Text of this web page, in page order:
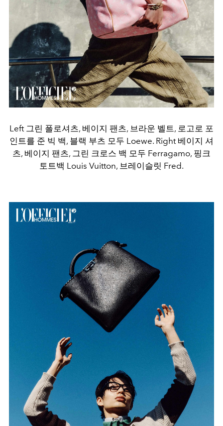
Left 그린 폴로셔츠, 베이지 팬츠, 브라운 벨트, 로고로 포
인트를 준 빅 백, 블랙 부츠 모두 Loewe. Right 베이지 셔
츠, 베이지 팬츠, 그린 크로스 백 모두 Ferragamo, 핑크
토트백 Louis Vuitton, 브레이슬릿 Fred.